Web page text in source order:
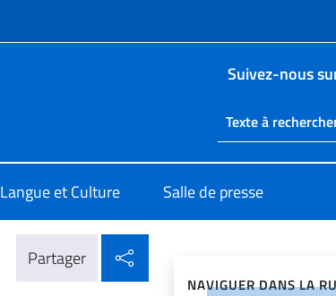
Suivez-nous
Rechercher dans le site
Langue et Culture Salle de presse
Partager
NAVIGUER DANS LA